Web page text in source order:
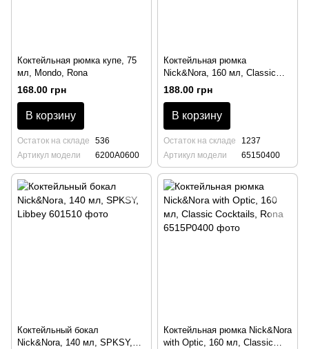
Коктейльная рюмка купе, 75
мл, Mondo, Rona
168.00 грн
В корзину
Остаток на складе
536
Артикул модели
6200A0600
Коктейльная рюмка
Nick&Nora, 160 мл, Classic
Cocktails, Rona
188.00 грн
В корзину
Остаток на складе
1237
Артикул модели
65150400
Коктейльный бокал
Nick&Nora, 140 мл, SPKSY,
Коктейльная рюмка Nick&Nora
with Optic, 160 мл, Classic